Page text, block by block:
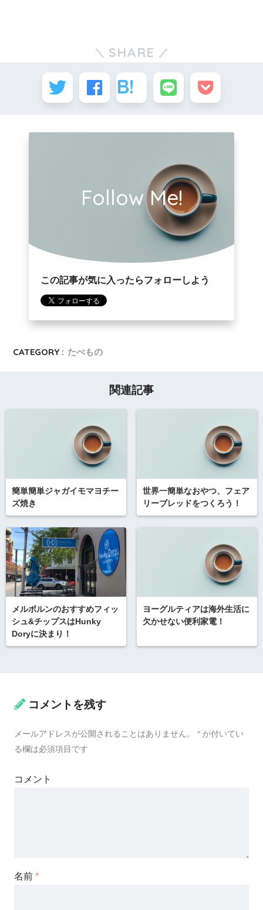
SHARE
Follow Me!
この記事が気に入ったらフォローしよう
CATEGORY : たべもの
関連記事
簡単簡単ジャガイモマヨチー
ズ焼き
世界一簡単なおやつ、フェア
リーブレッドをつくろう！
メルボルンのおすすめフィッ
シュ&チップスはHunky
Doryに決まり！
ヨーグルティアは海外生活に
欠かせない便利家電！
コメントを残す
メールアドレスが公開されることはありません。 * が付いてい
る欄は必須項目です
コメント
名前 *